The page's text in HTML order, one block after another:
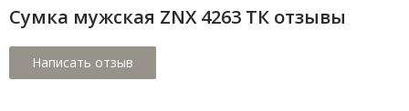
Сумка мужская ZNX 4263 ТК отзывы